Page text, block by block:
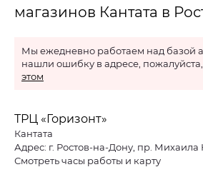
магазинов Кантата в
Мы ежедневно работаем над базой
нашли ошибку в адресе, пожалуйста,
этом
ТРЦ «Горизонт»
Кантата
Адрес: г. Ростов-на-Дону, пр. Михаила
Смотреть часы работы и карту